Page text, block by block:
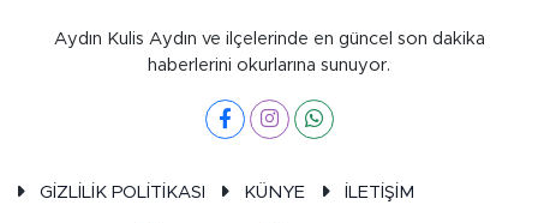
Aydın Kulis Aydın ve ilçelerinde en güncel son dakika
haberlerini okurlarına sunuyor.
GİZLİLİK POLİTİKASI KÜNYE İLETİŞİM